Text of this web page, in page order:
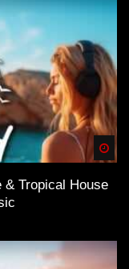
Tropical House